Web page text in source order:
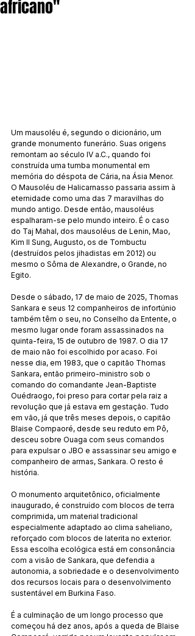
africano"
Um mausoléu é, segundo o dicionário, um
grande monumento funerário. Suas origens
remontam ao século IV a.C., quando foi
construída uma tumba monumental em
memória do déspota de Cária, na Ásia Menor.
O Mausoléu de Halicarnasso passaria assim à
eternidade como uma das 7 maravilhas do
mundo antigo. Desde então, mausoléus
espalharam-se pelo mundo inteiro. É o caso
do Taj Mahal, dos mausoléus de Lenin, Mao,
Kim Il Sung, Augusto, os de Tombuctu
(destruídos pelos jihadistas em 2012) ou
mesmo o Sôma de Alexandre, o Grande, no
Egito.
Desde o sábado, 17 de maio de 2025, Thomas
Sankara e seus 12 companheiros de infortúnio
também têm o seu, no Conselho da Entente, o
mesmo lugar onde foram assassinados na
quinta-feira, 15 de outubro de 1987. O dia 17
de maio não foi escolhido por acaso. Foi
nesse dia, em 1983, que o capitão Thomas
Sankara, então primeiro-ministro sob o
comando do comandante Jean-Baptiste
Ouédraogo, foi preso para cortar pela raiz a
revolução que já estava em gestação. Tudo
em vão, já que três meses depois, o capitão
Blaise Compaoré, desde seu reduto em Pô,
desceu sobre Ouaga com seus comandos
para expulsar o JBO e assassinar seu amigo e
companheiro de armas, Sankara. O resto é
história.
O monumento arquitetônico, oficialmente
inaugurado, é construído com blocos de terra
comprimida, um material tradicional
especialmente adaptado ao clima saheliano,
reforçado com blocos de laterita no exterior.
Essa escolha ecológica está em consonância
com a visão de Sankara, que defendia a
autonomia, a sobriedade e o desenvolvimento
dos recursos locais para o desenvolvimento
sustentável em Burkina Faso.
É a culminação de um longo processo que
começou há dez anos, após a queda de Blaise